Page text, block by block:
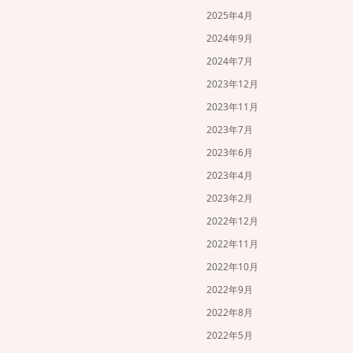
2025年4月
2024年9月
2024年7月
2023年12月
2023年11月
2023年7月
2023年6月
2023年4月
2023年2月
2022年12月
2022年11月
2022年10月
2022年9月
2022年8月
2022年5月